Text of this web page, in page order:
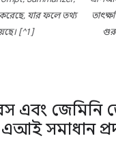
যার ফলে তথ্য
[^1]
এবং
এআই সমাধান